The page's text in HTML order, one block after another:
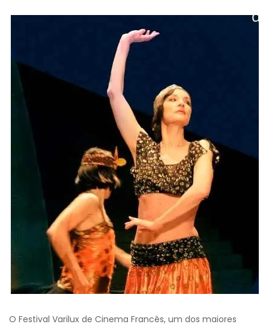
O Festival Varilux de Cinema Francês, um dos maiores